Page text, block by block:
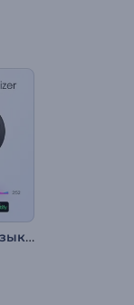
Визуализатор музыки: Промо альбома